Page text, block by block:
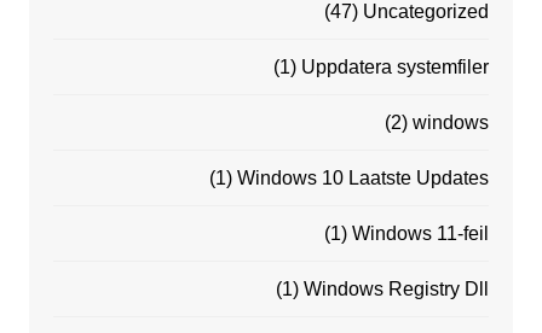
Uncategorized
(47)
Uppdatera systemfiler
(1)
windows
(2)
Windows 10 Laatste Updates
(1)
Windows 11-feil
(1)
Windows Registry Dll
(1)